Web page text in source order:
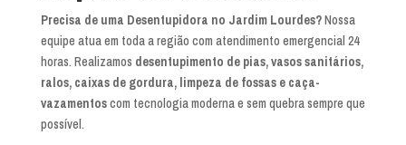
Precisa de uma Desentupidora no Jardim Lourdes?Nossa
equipe atua em toda a região com atendimento emergencial 24
horas. Realizamos desentupimento de pias, vasos sanitários,
ralos, caixas de gordura, limpeza de fossas e caça-
vazamentoscom tecnologia moderna e sem quebra sempre que
possível.